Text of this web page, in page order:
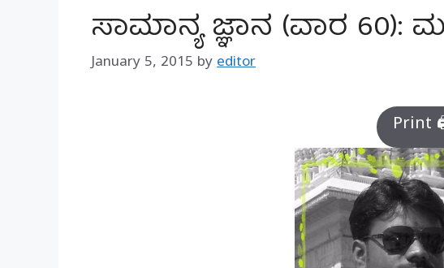
ಸಾಮಾನ್ಯ ಜ್ಞಾನ (ವಾರ
January 5, 2015 by editor
Print